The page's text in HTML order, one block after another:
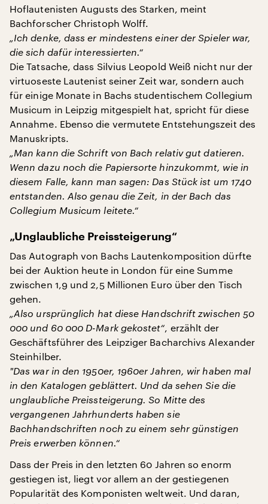
Hoflautenisten Augusts des Starken, meint
Bachforscher Christoph Wolff.
„Ich denke, dass er mindestens einer der Spieler war,
die sich dafür interessierten.“
Die Tatsache, dass Silvius Leopold Weiß nicht nur der
virtuoseste Lautenist seiner Zeit war, sondern auch
für einige Monate in Bachs studentischem Collegium
Musicum in Leipzig mitgespielt hat, spricht für diese
Annahme. Ebenso die vermutete Entstehungszeit des
Manuskripts.
„Man kann die Schrift von Bach relativ gut datieren.
Wenn dazu noch die Papiersorte hinzukommt, wie in
diesem Falle, kann man sagen: Das Stück ist um 1740
entstanden. Also genau die Zeit, in der Bach das
Collegium Musicum leitete.“
„Unglaubliche Preissteigerung“
Das Autograph von Bachs Lautenkomposition dürfte
bei der Auktion heute in London für eine Summe
zwischen 1,9 und 2,5 Millionen Euro über den Tisch
gehen.
„Also ursprünglich hat diese Handschrift zwischen 50
000 und 60 000 D-Mark gekostet“, erzählt der
Geschäftsführer des Leipziger Bacharchivs Alexander
Steinhilber.
"Das war in den 1950er, 1960er Jahren, wir haben mal
in den Katalogen geblättert. Und da sehen Sie die
unglaubliche Preissteigerung. So Mitte des
vergangenen Jahrhunderts haben sie
Bachhandschriften noch zu einem sehr günstigen
Preis erwerben können.“
Dass der Preis in den letzten 60 Jahren so enorm
gestiegen ist, liegt vor allem an der gestiegenen
Popularität des Komponisten weltweit. Und daran,